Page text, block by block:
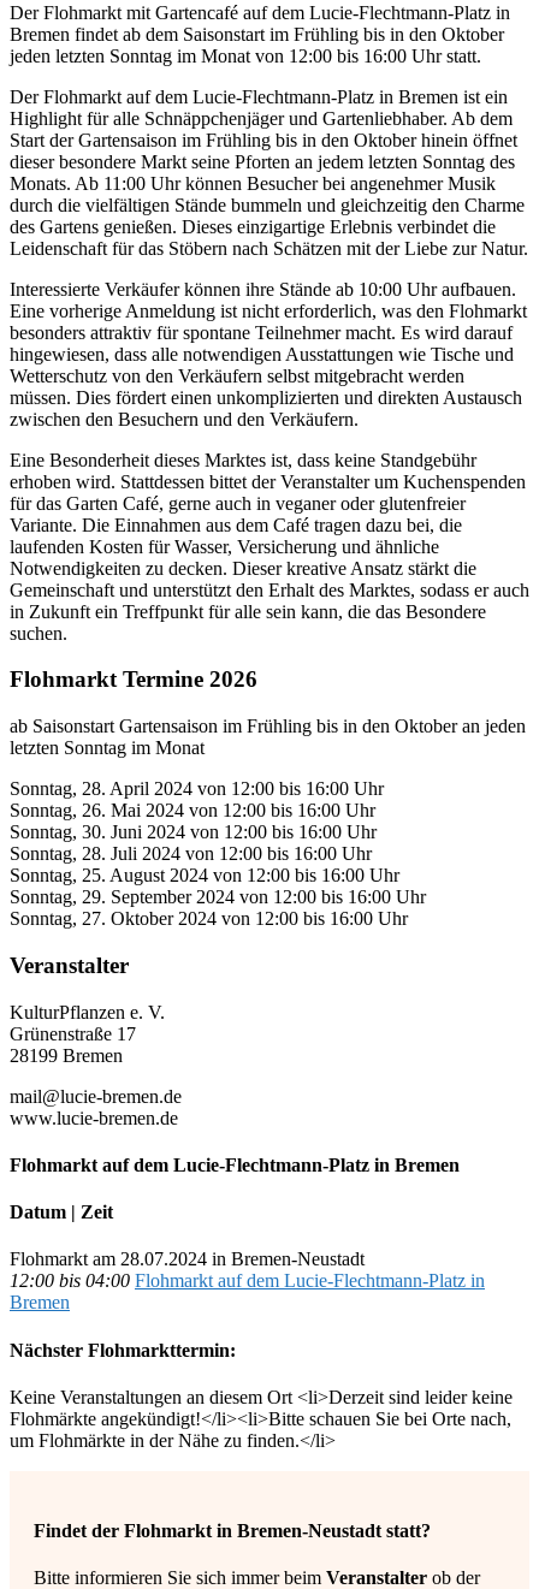
Der Flohmarkt mit Gartencafé auf dem Lucie-Flechtmann-Platz in
Bremen findet ab dem Saisonstart im Frühling bis in den Oktober
jeden letzten Sonntag im Monat von 12:00 bis 16:00 Uhr statt.
Der Flohmarkt auf dem Lucie-Flechtmann-Platz in Bremen ist ein
Highlight für alle Schnäppchenjäger und Gartenliebhaber. Ab dem
Start der Gartensaison im Frühling bis in den Oktober hinein öffnet
dieser besondere Markt seine Pforten an jedem letzten Sonntag des
Monats. Ab 11:00 Uhr können Besucher bei angenehmer Musik
durch die vielfältigen Stände bummeln und gleichzeitig den Charme
des Gartens genießen. Dieses einzigartige Erlebnis verbindet die
Leidenschaft für das Stöbern nach Schätzen mit der Liebe zur Natur.
Interessierte Verkäufer können ihre Stände ab 10:00 Uhr aufbauen.
Eine vorherige Anmeldung ist nicht erforderlich, was den Flohmarkt
besonders attraktiv für spontane Teilnehmer macht. Es wird darauf
hingewiesen, dass alle notwendigen Ausstattungen wie Tische und
Wetterschutz von den Verkäufern selbst mitgebracht werden
müssen. Dies fördert einen unkomplizierten und direkten Austausch
zwischen den Besuchern und den Verkäufern.
Eine Besonderheit dieses Marktes ist, dass keine Standgebühr
erhoben wird. Stattdessen bittet der Veranstalter um Kuchenspenden
für das Garten Café, gerne auch in veganer oder glutenfreier
Variante. Die Einnahmen aus dem Café tragen dazu bei, die
laufenden Kosten für Wasser, Versicherung und ähnliche
Notwendigkeiten zu decken. Dieser kreative Ansatz stärkt die
Gemeinschaft und unterstützt den Erhalt des Marktes, sodass er auch
in Zukunft ein Treffpunkt für alle sein kann, die das Besondere
suchen.
Flohmarkt Termine 2026
ab Saisonstart Gartensaison im Frühling bis in den Oktober an jeden
letzten Sonntag im Monat
Sonntag, 28. April 2024 von 12:00 bis 16:00 Uhr
Sonntag, 26. Mai 2024 von 12:00 bis 16:00 Uhr
Sonntag, 30. Juni 2024 von 12:00 bis 16:00 Uhr
Sonntag, 28. Juli 2024 von 12:00 bis 16:00 Uhr
Sonntag, 25. August 2024 von 12:00 bis 16:00 Uhr
Sonntag, 29. September 2024 von 12:00 bis 16:00 Uhr
Sonntag, 27. Oktober 2024 von 12:00 bis 16:00 Uhr
Veranstalter
KulturPflanzen e. V.
Grünenstraße 17
28199 Bremen
mail@lucie-bremen.de
www.lucie-bremen.de
Flohmarkt auf dem Lucie-Flechtmann-Platz in Bremen
Datum | Zeit
Flohmarkt am 28.07.2024 in Bremen-Neustadt
12:00 bis 04:00 Flohmarkt auf dem Lucie-Flechtmann-Platz in
Bremen
Nächster Flohmarkttermin:
Keine Veranstaltungen an diesem Ort <li>Derzeit sind leider keine
Flohmärkte angekündigt!</li><li>Bitte schauen Sie bei Orte nach,
um Flohmärkte in der Nähe zu finden.</li>
Findet der Flohmarkt in Bremen-Neustadt statt?
Bitte informieren Sie sich immer beim Veranstalter ob der